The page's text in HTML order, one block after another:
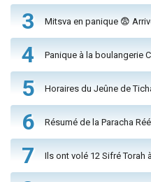
3 Mitsva en panique 😨
4 Panique à la boulangerie
5 Horaires du Jeûne de
6 Résumé de la Paracha
7 Ils ont volé 12 Sifré Torah